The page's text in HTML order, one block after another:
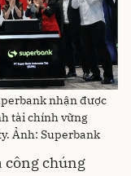
nhận được
tài chính vững
Ảnh: Superbank
công chúng